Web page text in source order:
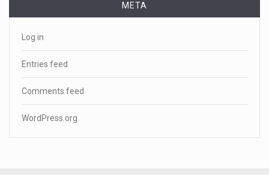
META
Log in
Entries feed
Comments feed
WordPress.org